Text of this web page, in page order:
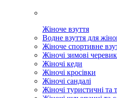
Жіноче взуття
Водне взуття для
Жіноче спортивне
Жіночі зимові
Жіночі кеди
Жіночі кросівки
Жіночі сандалі
Жіночі туристичні та